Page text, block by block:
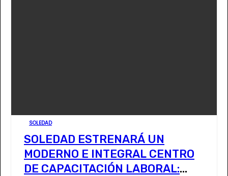
SOLEDAD
SOLEDAD ESTRENARÁ UN
MODERNO E INTEGRAL CENTRO
DE CAPACITACIÓN LABORAL: